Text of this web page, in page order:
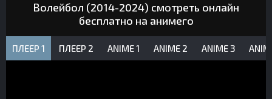
Волейбол (2014-2024) смотреть онлайн
бесплатно на анимего
ПЛЕЕР 1 ПЛЕЕР 2 ANIME 1 ANIME 2 ANIME 3